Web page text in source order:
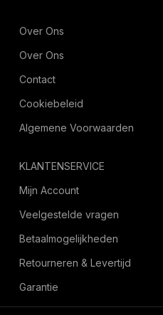
Over Ons
Over Ons
Contact
Cookiebeleid
Algemene Voorwaarden
KLANTENSERVICE
Mijn Account
Veelgestelde vragen
Betaalmogelijkheden
Retourneren & Levertijd
Garantie